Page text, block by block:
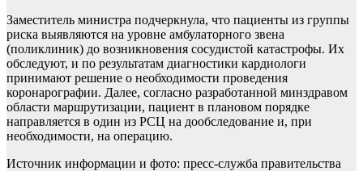
Заместитель министра подчеркнула, что пациенты из группы
риска выявляются на уровне амбулаторного звена
(поликлиник) до возникновения сосудистой катастрофы. Их
обследуют, и по результатам диагностики кардиологи
принимают решение о необходимости проведения
коронарографии. Далее, согласно разработанной минздравом
области маршрутизации, пациент в плановом порядке
направляется в один из РСЦ на дообследование и, при
необходимости, на операцию.
Источник информации и фото: пресс-служба правительства